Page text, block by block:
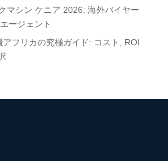
マシン ケニア 2026: 海外バイヤー
ージェント
フリカの究極ガイド: コスト, ROI